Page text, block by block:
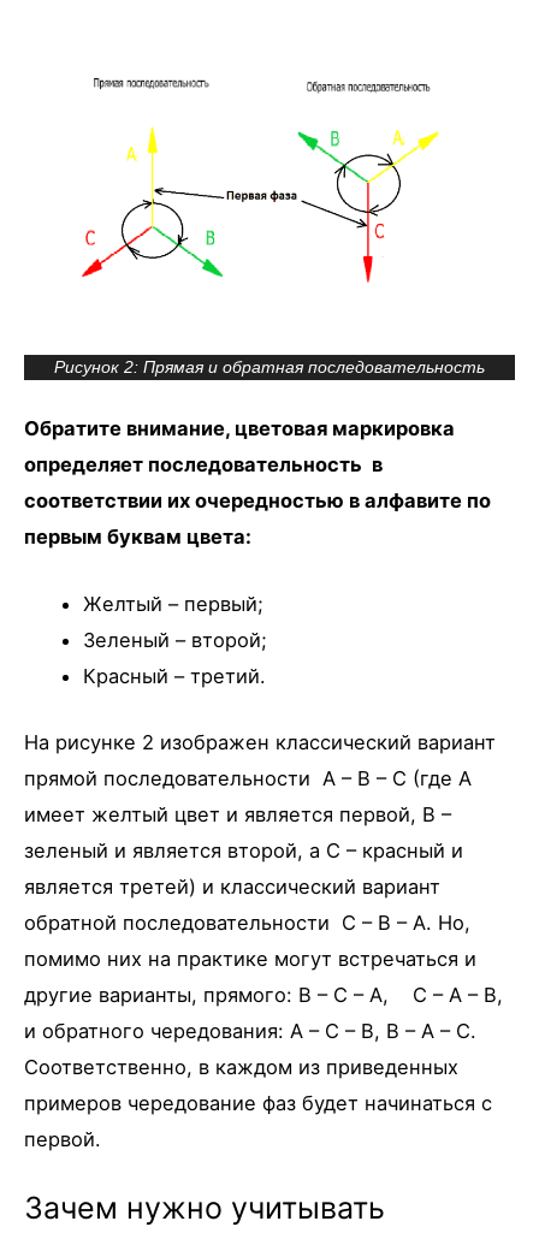
Рисунок 2: Прямая и обратная последовательность
Обратите внимание, цветовая маркировка
определяет последовательность в
соответствии их очередностью в алфавите по
первым буквам цвета:
Желтый – первый;
Зеленый – второй;
Красный – третий.
На рисунке 2 изображен классический вариант
прямой последовательности A – B – C (где A
имеет желтый цвет и является первой, B –
зеленый и является второй, а C – красный и
является третей) и классический вариант
обратной последовательности C – B – A. Но,
помимо них на практике могут встречаться и
другие варианты, прямого: B – C – A, C – A – B,
и обратного чередования: A – C – B, B – A – C.
Соответственно, в каждом из приведенных
примеров чередование фаз будет начинаться с
первой.
Зачем нужно учитывать